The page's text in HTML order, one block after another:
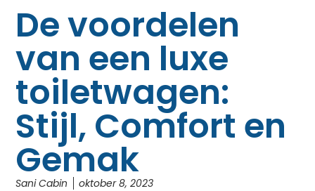
De voordelen
van een luxe
toiletwagen:
Stijl, Comfort en
Gemak
Sani Cabin oktober 8, 2023